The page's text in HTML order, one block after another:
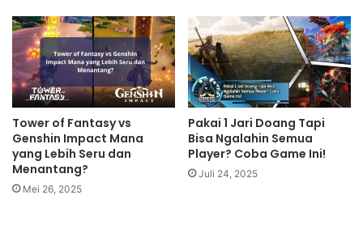
Tower of Fantasy vs
Genshin Impact Mana
yang Lebih Seru dan
Menantang?
Mei 26, 2025
Pakai 1 Jari Doang Tapi
Bisa Ngalahin Semua
Player? Coba Game Ini!
Juli 24, 2025